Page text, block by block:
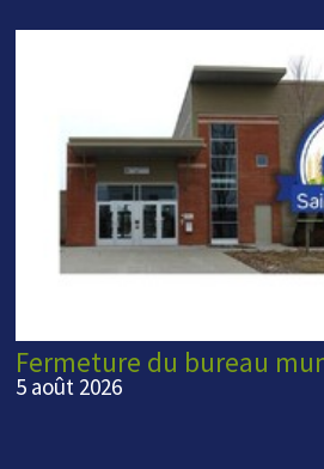
Fermeture du bureau
5 août 2026